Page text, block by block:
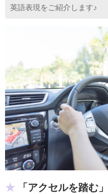
英語表現をご紹介します♪
「アクセルを踏む